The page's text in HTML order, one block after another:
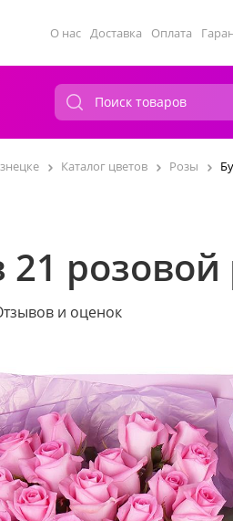
О нас Доставка Оплата
Каталог цветов Розы
21
и оценок